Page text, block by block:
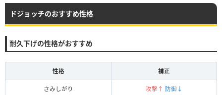
ドジョッチのおすすめ性格
耐久下げの性格がおすすめ
性格 補正
さみしがり 攻撃↑ 防御↓